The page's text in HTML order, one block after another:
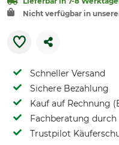
Nicht verfügbar in
Schneller Versand
Sichere Bezahlung
Kauf auf Rechnung
Fachberatung
Trustpilot